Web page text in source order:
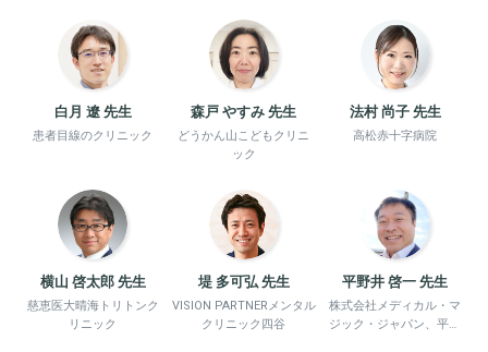
白月 遼 先生
患者目線のクリニック
森戸 やすみ 先生
どうかん山こどもクリニ
ック
法村 尚子 先生
高松赤十字病院
横山 啓太郎 先生
慈恵医大晴海トリトンク
リニック
堤 多可弘 先生
VISION PARTNERメンタル
クリニック四谷
平野井 啓一 先生
株式会社メディカル・マ
ジック・ジャパン、平野